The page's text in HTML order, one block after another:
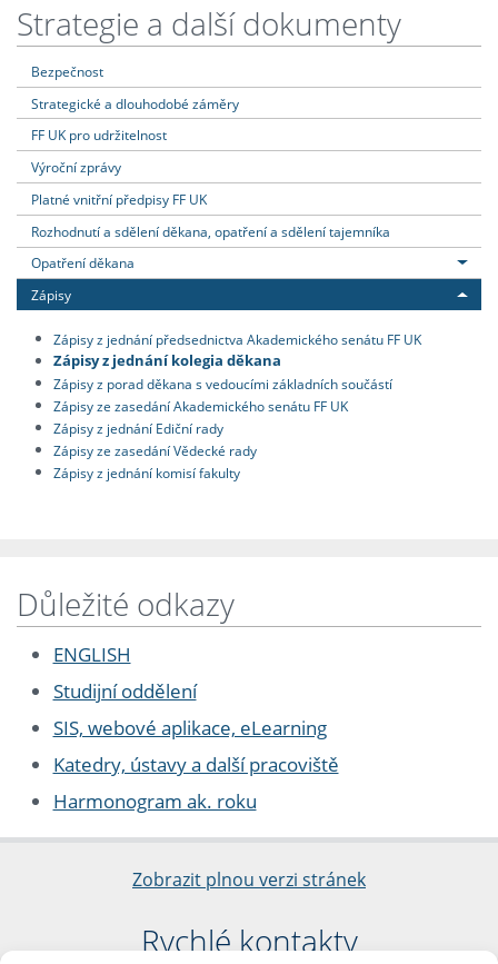
Strategie a další dokumenty
Bezpečnost
Strategické a dlouhodobé záměry
FF UK pro udržitelnost
Výroční zprávy
Platné vnitřní předpisy FF UK
Rozhodnutí a sdělení děkana, opatření a sdělení tajemníka
Opatření děkana
Zápisy
Zápisy z jednání předsednictva Akademického senátu FF UK
Zápisy z jednání kolegia děkana
Zápisy z porad děkana s vedoucími základních součástí
Zápisy ze zasedání Akademického senátu FF UK
Zápisy z jednání Ediční rady
Zápisy ze zasedání Vědecké rady
Zápisy z jednání komisí fakulty
Důležité odkazy
ENGLISH
Studijní oddělení
SIS, webové aplikace, eLearning
Katedry, ústavy a další pracoviště
Harmonogram ak. roku
Zobrazit plnou verzi stránek
Rychlé kontakty